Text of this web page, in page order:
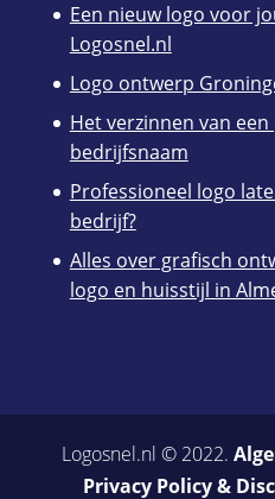
Een nieuw logo voor
Logosnel.nl
Logo ontwerp
Het verzinnen van
bedrijfsnaam
Professioneel logo
bedrijf?
Alles over grafisch
logo en huisstijl in
Logosnel.nl © 2022.
Privacy Policy &